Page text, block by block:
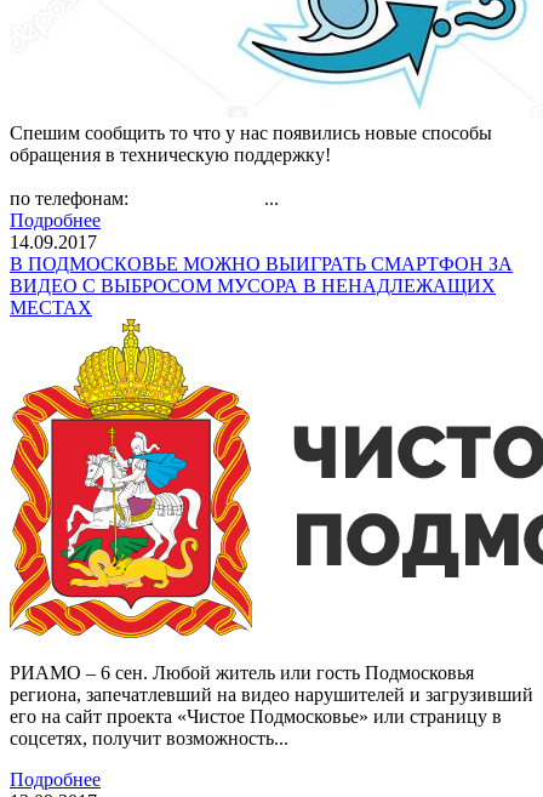
Спешим сообщить то что у нас появились новые способы
обращения в техническую поддержку!
по телефонам: ...
Подробнее
14.09.2017
В ПОДМОСКОВЬЕ МОЖНО ВЫИГРАТЬ СМАРТФОН ЗА
ВИДЕО С ВЫБРОСОМ МУСОРА В НЕНАДЛЕЖАЩИХ
МЕСТАХ
РИАМО – 6 сен. Любой житель или гость Подмосковья
региона, запечатлевший на видео нарушителей и загрузивший
его на сайт проекта «Чистое Подмосковье» или страницу в
соцсетях, получит возможность...
Подробнее